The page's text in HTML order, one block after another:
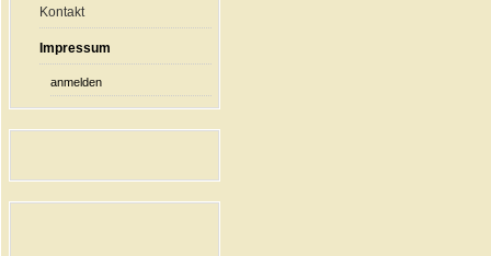
Kontakt
Impressum
anmelden